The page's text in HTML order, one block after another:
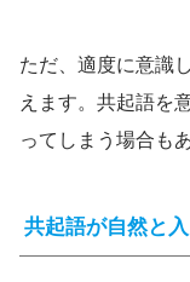
ただ、適度に意識
えます。共起語を
ってしまう場合も
共起語が自然と